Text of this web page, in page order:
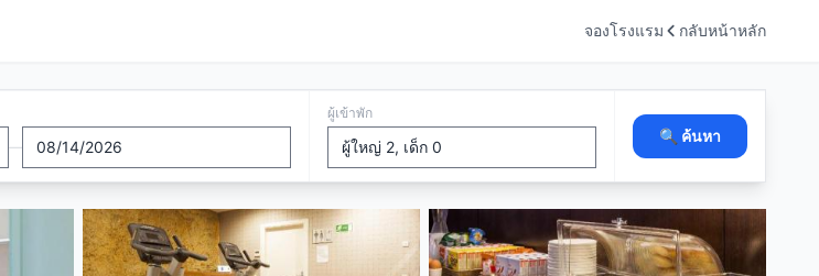
จองโรงแรม กลับหน้าหลัก
—
ผู้เข้าพัก
🔍 ค้นหา